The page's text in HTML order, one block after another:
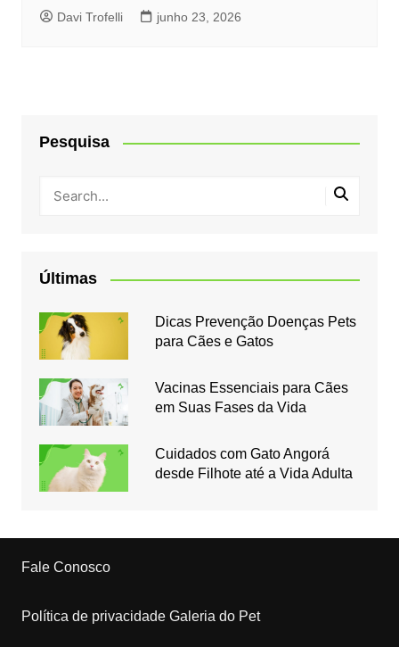
Davi Trofelli junho 23, 2026
Pesquisa
Últimas
Dicas Prevenção Doenças Pets
para Cães e Gatos
Vacinas Essenciais para Cães
em Suas Fases da Vida
Cuidados com Gato Angorá
desde Filhote até a Vida Adulta
Fale Conosco
Política de privacidade Galeria do Pet